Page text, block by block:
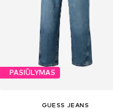
PASIŪLYMAS
GUESS JEANS